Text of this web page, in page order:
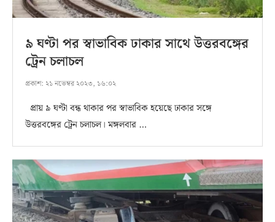
৯ ঘণ্টা পর স্বাভাবিক ঢাকার সাথে উত্তরবঙ্গের
ট্রেন চলাচল
প্রকাশ: ২১ নভেম্বর ২০২৩, ১৬:০২
প্রায় ৯ ঘণ্টা বন্ধ থাকার পর স্বাভাবিক হয়েছে ঢাকার সঙ্গে
উত্তরবঙ্গের ট্রেন চলাচল। মঙ্গলবার …